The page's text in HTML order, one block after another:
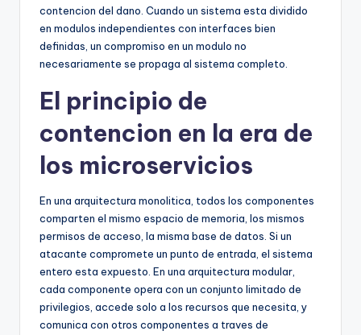
contencion del dano. Cuando un sistema esta dividido
en modulos independientes con interfaces bien
definidas, un compromiso en un modulo no
necesariamente se propaga al sistema completo.
El principio de
contencion en la era de
los microservicios
En una arquitectura monolitica, todos los componentes
comparten el mismo espacio de memoria, los mismos
permisos de acceso, la misma base de datos. Si un
atacante compromete un punto de entrada, el sistema
entero esta expuesto. En una arquitectura modular,
cada componente opera con un conjunto limitado de
privilegios, accede solo a los recursos que necesita, y
comunica con otros componentes a traves de